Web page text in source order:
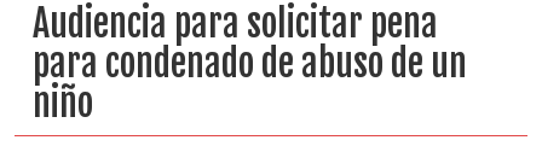
Audiencia para solicitar pena
para condenado de abuso de un
niño